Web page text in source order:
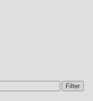
Filter